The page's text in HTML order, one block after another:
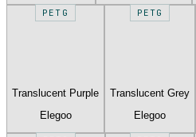
PETG
Translucent Purple
Elegoo
PETG
Translucent Grey
Elegoo